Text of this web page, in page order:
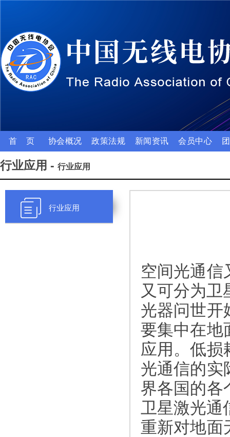
首 页 协会概况 政策法规 新闻资讯 会员中心
行业应用 - 行业应用
行业应用
空间光通信
又可分为卫
光器问世开
要集中在地
应用。低损
光通信的实
界各国的各
卫星激光通
重新对地面